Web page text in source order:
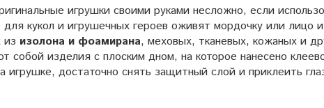
игрушки своими руками несложно, если
для кукол и игрушечных героев оживят мордочку или лицо
из изолона и фоамирана, меховых, тканевых, кожаных и
собой изделия с плоским дном, на которое нанесено
игрушке, достаточно снять защитный слой и приклеить